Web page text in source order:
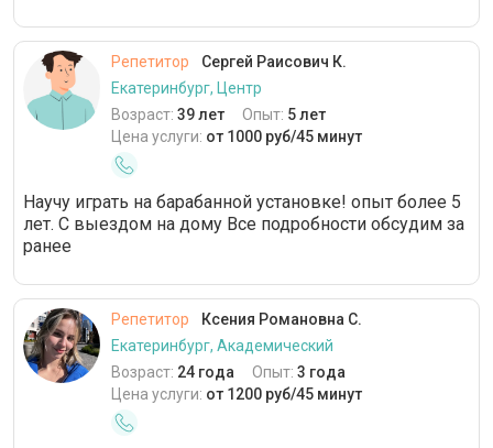
Репетитор
Сергей Раисович К.
Екатеринбург, Центр
Возраст: 39 лет Опыт: 5 лет
Цена услуги: от 1000 руб/45 минут
Научу играть на барабанной установке! опыт более 5
лет. С выездом на дому Все подробности обсудим за
ранее
Репетитор
Ксения Романовна С.
Екатеринбург, Академический
Возраст: 24 года Опыт: 3 года
Цена услуги: от 1200 руб/45 минут